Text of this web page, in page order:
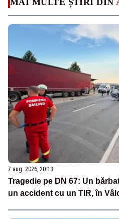
7 aug. 2026, 20:13
Tragedie pe DN 67: Un
un accident cu un TIR, în